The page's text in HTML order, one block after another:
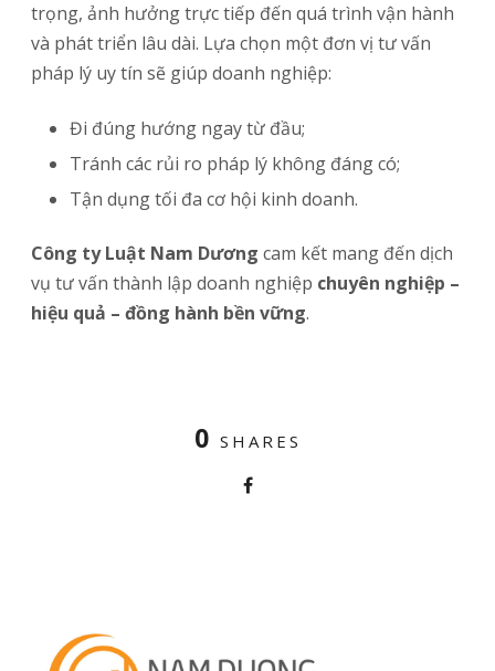
trọng, ảnh hưởng trực tiếp đến quá trình vận hành
và phát triển lâu dài. Lựa chọn một đơn vị tư vấn
pháp lý uy tín sẽ giúp doanh nghiệp:
Đi đúng hướng ngay từ đầu;
Tránh các rủi ro pháp lý không đáng có;
Tận dụng tối đa cơ hội kinh doanh.
Công ty Luật Nam Dương cam kết mang đến dịch
vụ tư vấn thành lập doanh nghiệp chuyên nghiệp –
hiệu quả – đồng hành bền vững.
0 SHARES